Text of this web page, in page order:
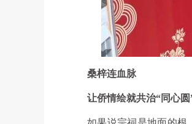
桑梓连血脉
让侨情绘就共治“同心圆